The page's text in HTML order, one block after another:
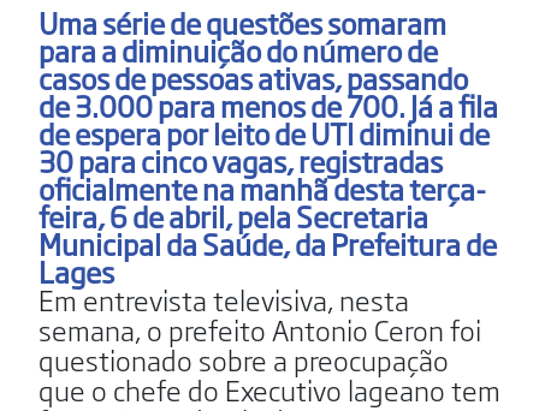
Uma série de questões somaram
para a diminuição do número de
casos de pessoas ativas, passando
de 3.000 para menos de 700. Já a fila
de espera por leito de UTI diminui de
30 para cinco vagas, registradas
oficialmente na manhã desta terça-
feira, 6 de abril, pela Secretaria
Municipal da Saúde, da Prefeitura de
Lages
Em entrevista televisiva, nesta
semana, o prefeito Antonio Ceron foi
questionado sobre a preocupação
que o chefe do Executivo lageano tem